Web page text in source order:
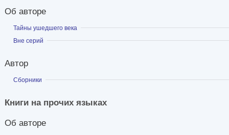
Об авторе
Показать
Тайны ушедшего века
Показать
Вне серий
Автор
Показать
Сборники
Книги на прочих языках
Об авторе